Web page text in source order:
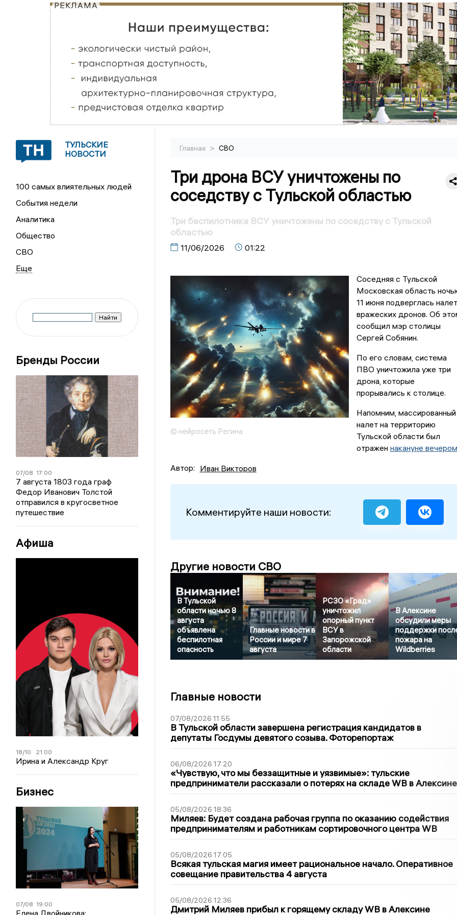
РЕКЛАМА
ТУЛЬСКИЕ
НОВОСТИ
100 самых влиятельных людей
События недели
Аналитика
Общество
СВО
Бренды России
07/08 17:00
7 августа 1803 года граф
Федор Иванович Толстой
отправился в кругосветное
путешествие
Афиша
18/10 21:00
Ирина и Александр Круг
Бизнес
07/08 19:00
Главная > СВО
Три дрона ВСУ уничтожены по
соседству с Тульской областью
Три беспилотника ВСУ уничтожены по соседству с Тульской
областью
11/06/2026 01:22
© нейросеть Регина
Соседняя с Тульской
Московская область
11 июня подверглась
вражеских дронов. Об
сообщил мэр столицы
Сергей Собянин.
По его словам, система
ПВО уничтожила уже три
дрона, которые
прорывались к столице.
Напомним, массированный
налет на территорию
Тульской области был
отражен накануне вечером
Автор: Иван Викторов
Комментируйте наши новости:
Другие новости СВО
В Тульской
области ночью 8
августа
объявлена
беспилотная
опасность
Главные новости в
России и мире 7
августа
РСЗО «Град»
уничтожил
опорный пункт
ВСУ в
Запорожской
области
В Алексине
обсудили меры
поддержки
пожара на
Wildberries
Главные новости
07/08/2026 11:55
В Тульской области завершена регистрация кандидатов в
депутаты Госдумы девятого созыва. Фоторепортаж
06/08/2026 17:20
«Чувствую, что мы беззащитные и уязвимые»: тульские
предприниматели рассказали о потерях на складе WB в Алексине
05/08/2026 18:36
Миляев: Будет создана рабочая группа по оказанию содействия
предпринимателям и работникам сортировочного центра WB
05/08/2026 17:05
Всякая тульская магия имеет рациональное начало. Оперативное
совещание правительства 4 августа
05/08/2026 12:36
Дмитрий Миляев прибыл к горящему складу WB в Алексине